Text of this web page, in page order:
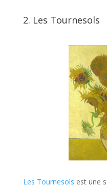
2. Les Tournesols
Les Tournesols est une